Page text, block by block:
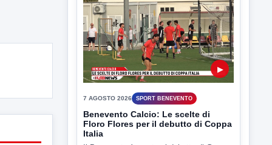
▶
7 AGOSTO 2026 ATTUALITÀ
Miasmi e Calore, l'ASL parla
attraverso il Comune
Nessuna nuova moria di pesci e nessuna